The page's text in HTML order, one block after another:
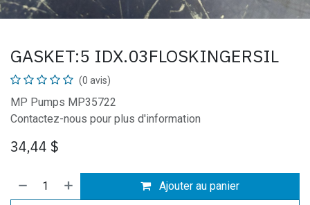
GASKET:5 IDX.03FLOSKINGERSIL
(0 avis)
MP Pumps MP35722
Contactez-nous pour plus d'information
34,44 $
Ajouter au panier